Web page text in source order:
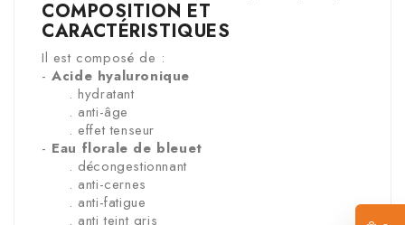
COMPOSITION ET
CARACTÉRISTIQUES
Il est composé de :
-Acide hyaluronique
. hydratant
. anti-âge
. effet tenseur
- Eau florale de bleuet
. décongestionnant
. anti-cernes
. anti-fatigue
. anti teint gris